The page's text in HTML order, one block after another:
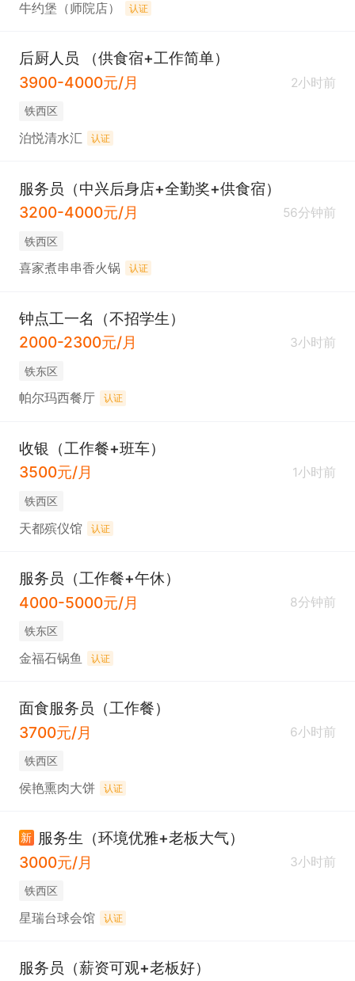
牛约堡（师院店） 认证
后厨人员 （供食宿+工作简单）
3900-4000元/月
2小时前
铁西区
泊悦清水汇 认证
服务员（中兴后身店+全勤奖+供食宿）
3200-4000元/月
56分钟前
铁西区
喜家煮串串香火锅 认证
钟点工一名（不招学生）
2000-2300元/月
3小时前
铁东区
帕尔玛西餐厅 认证
收银（工作餐+班车）
3500元/月
1小时前
铁西区
天都殡仪馆 认证
服务员（工作餐+午休）
4000-5000元/月
8分钟前
铁东区
金福石锅鱼 认证
面食服务员（工作餐）
3700元/月
6小时前
铁西区
侯艳熏肉大饼 认证
新 服务生（环境优雅+老板大气）
3000元/月
3小时前
铁西区
星瑞台球会馆 认证
服务员（薪资可观+老板好）